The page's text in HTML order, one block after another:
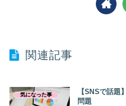
関連記事
気になった事
【SNSで話題
問題